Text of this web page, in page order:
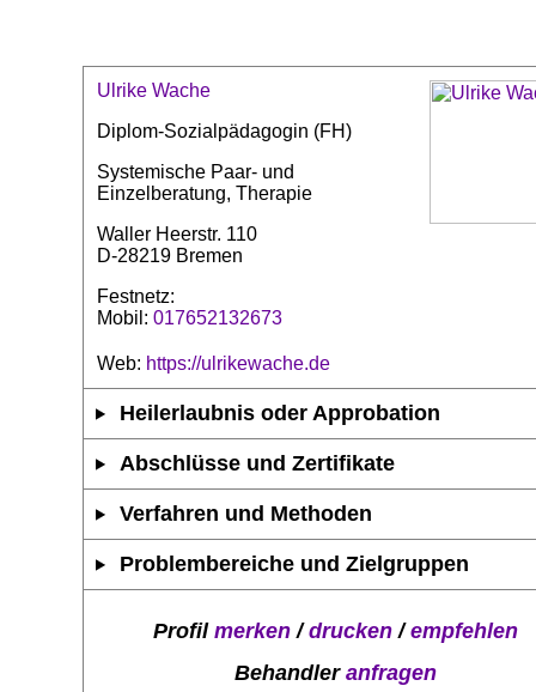
Ulrike Wache
Diplom-Sozialpädagogin (FH)
Systemische Paar- und
Einzelberatung, Therapie
Waller Heerstr. 110
D-28219 Bremen
Festnetz:
Mobil: 017652132673
Web: https://ulrikewache.de
Heilerlaubnis oder Approbation
Abschlüsse und Zertifikate
Verfahren und Methoden
Problembereiche und Zielgruppen
Profil merken/drucken/empfehlen
Behandler anfragen